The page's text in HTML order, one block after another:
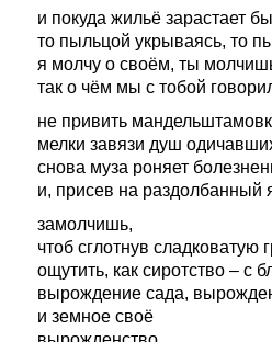
и покуда жильё зарастает
то пыльцой укрываясь, то
я молчу о своём, ты
так о чём мы с тобой
не привить
мелки завязи душ
снова муза роняет
и, присев на раздолбанный
замолчишь,
чтоб сглотнув сладковатую
ощутить, как сиротство – с
вырождение сада,
и земное своё